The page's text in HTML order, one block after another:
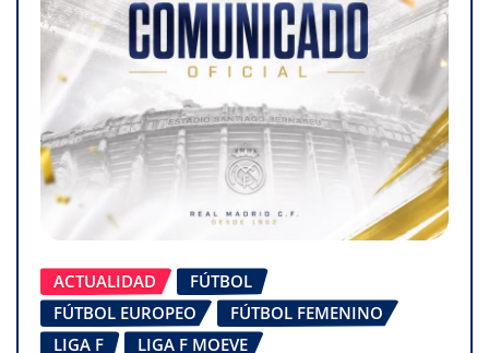
ACTUALIDAD
FÚTBOL
FÚTBOL EUROPEO
FÚTBOL FEMENINO
LIGA F
LIGA F MOEVE